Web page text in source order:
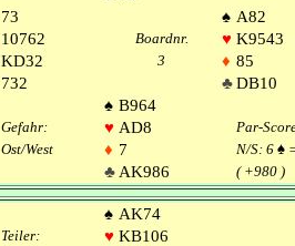
73 ♠ A82
10762 Boardnr. ♥ K9543
KD32 3 ♦ 85
732 ♣DB10
♠ B964
Gefahr: ♥ AD8
Par-
Ost/West
♦ 7 N/S: 6 ♠
♣ AK986 ( +980 )
♠ AK74
Teiler: ♥ KB106